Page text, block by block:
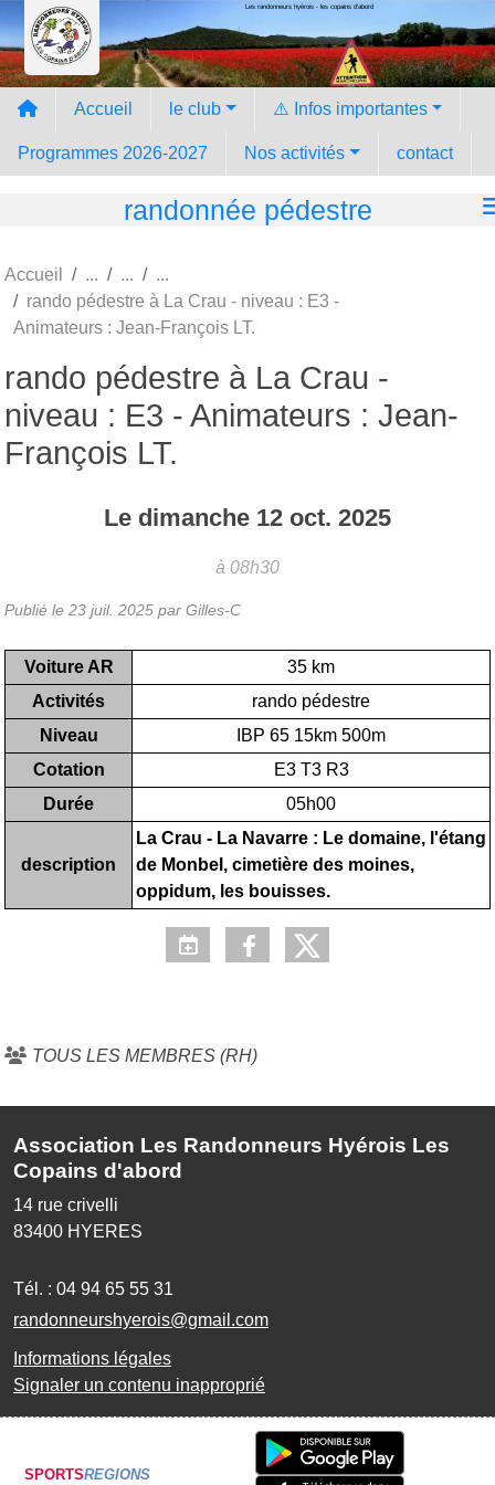
Les randonneurs hyèrois - les copains d'abord
Accueil le club ⚠️ Infos importantes
Programmes 2026-2027 Nos activités contact
randonnée pédestre
Accueil
rando pédestre à La Crau - niveau : E3 -
Animateurs : Jean-François LT.
rando pédestre à La Crau -
niveau : E3 - Animateurs : Jean-
François LT.
Le dimanche 12 oct. 2025
à 08h30
Publié le 23 juil. 2025 par Gilles-C
Voiture AR
35 km
Activités
rando pédestre
Niveau
IBP 65 15km 500m
Cotation
E3 T3 R3
Durée
05h00
description
La Crau - La Navarre : Le domaine, l'étang
de Monbel, cimetière des moines,
oppidum, les bouisses.
TOUS LES MEMBRES (RH)
Association Les Randonneurs Hyérois Les
Copains d'abord
14 rue crivelli
83400 HYERES
Tél. : 04 94 65 55 31
randonneurshyerois@gmail.com
Informations légales
Signaler un contenu inapproprié
SPORTSREGIONS
Panneau de gestion des cookies